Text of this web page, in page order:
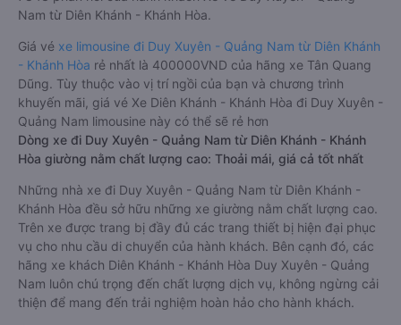
Nam từ Diên Khánh - Khánh Hòa.
Giá vé xe limousine đi Duy Xuyên - Quảng Nam từ Diên Khánh
- Khánh Hòa rẻ nhất là 400000VND của hãng xe Tân Quang
Dũng. Tùy thuộc vào vị trí ngồi của bạn và chương trình
khuyến mãi, giá vé Xe Diên Khánh - Khánh Hòa đi Duy Xuyên -
Quảng Nam limousine này có thể sẽ rẻ hơn
Dòng xe đi Duy Xuyên - Quảng Nam từ Diên Khánh - Khánh
Hòa giường nằm chất lượng cao: Thoải mái, giá cả tốt nhất
Những nhà xe đi Duy Xuyên - Quảng Nam từ Diên Khánh -
Khánh Hòa đều sở hữu những xe giường nằm chất lượng cao.
Trên xe được trang bị đầy đủ các trang thiết bị hiện đại phục
vụ cho nhu cầu di chuyển của hành khách. Bên cạnh đó, các
hãng xe khách Diên Khánh - Khánh Hòa Duy Xuyên - Quảng
Nam luôn chú trọng đến chất lượng dịch vụ, không ngừng cải
thiện để mang đến trải nghiệm hoàn hảo cho hành khách.